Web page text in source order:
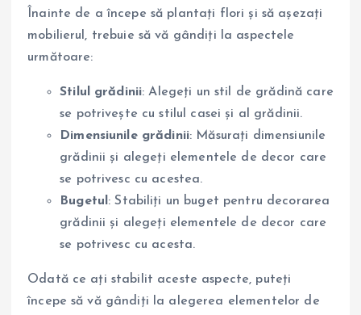
Înainte de a începe să plantați flori și să așezați
mobilierul, trebuie să vă gândiți la aspectele
următoare:
Stilul grădinii: Alegeți un stil de grădină care
se potrivește cu stilul casei și al grădinii.
Dimensiunile grădinii: Măsurați dimensiunile
grădinii și alegeți elementele de decor care
se potrivesc cu acestea.
Bugetul: Stabiliți un buget pentru decorarea
grădinii și alegeți elementele de decor care
se potrivesc cu acesta.
Odată ce ați stabilit aceste aspecte, puteți
începe să vă gândiți la alegerea elementelor de